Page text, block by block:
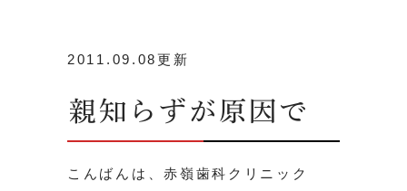
2011.09.08更新
親知らずが原因で
こんばんは、赤嶺歯科クリニック